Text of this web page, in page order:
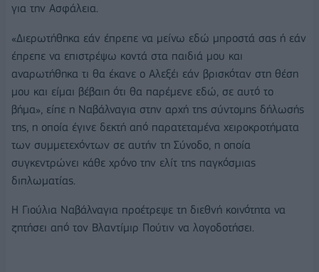
για την Ασφάλεια.
«Διερωτήθηκα εάν έπρεπε να μείνω εδώ μπροστά σας ή εάν
έπρεπε να επιστρέψω κοντά στα παιδιά μου και
αναρωτήθηκα τι θα έκανε ο Αλεξέι εάν βρισκόταν στη θέση
μου και είμαι βέβαιη ότι θα παρέμενε εδώ, σε αυτό το
βήμα», είπε η Ναβάλναγια στην αρχή της σύντομης δήλωσής
της, η οποία έγινε δεκτή από παρατεταμένα χειροκροτήματα
των συμμετεχόντων σε αυτήν τη Σύνοδο, η οποία
συγκεντρώνει κάθε χρόνο την ελίτ της παγκόσμιας
διπλωματίας.
Η Γιούλια Ναβάλναγια προέτρεψε τη διεθνή κοινότητα να
ζητήσει από τον Βλαντίμιρ Πούτιν να λογοδοτήσει.